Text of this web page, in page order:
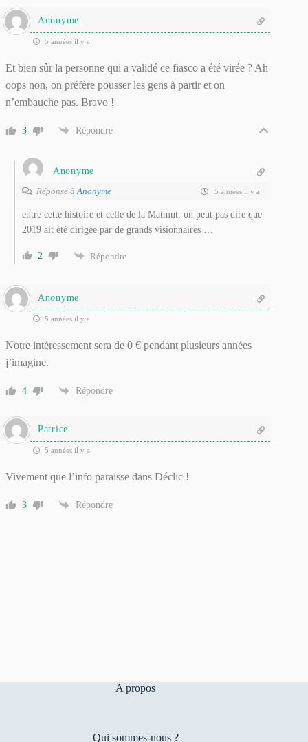
Anonyme
5 années il y a
Et bien sûr la personne qui a validé ce fiasco a été virée ? Ah
oops non, on préfère pousser les gens à partir et on
n’embauche pas. Bravo !
3 Répondre
Anonyme
Réponse à Anonyme 5 années il y a
entre cette histoire et celle de la Matmut, on peut pas dire que
2019 ait été dirigée par de grands visionnaires …
2 Répondre
Anonyme
5 années il y a
Notre intéressement sera de 0 € pendant plusieurs années
j’imagine.
4 Répondre
Patrice
5 années il y a
Vivement que l’info paraisse dans Déclic !
3 Répondre
A propos
Qui sommes-nous ?